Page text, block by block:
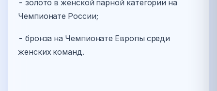
- золото в женской парной категории на
Чемпионате России;
- бронза на Чемпионате Европы среди
женских команд.